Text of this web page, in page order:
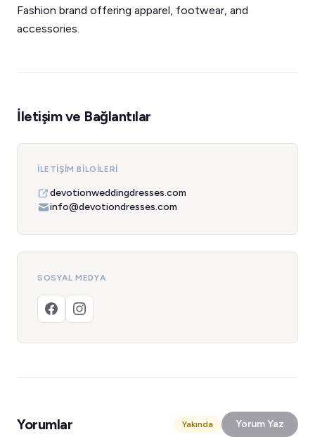
Fashion brand offering apparel, footwear, and
accessories.
İletişim ve Bağlantılar
İLETIŞIM BILGILERI
devotionweddingdresses.com
info@devotiondresses.com
SOSYAL MEDYA
Yorumlar Yakında Yorum Yaz